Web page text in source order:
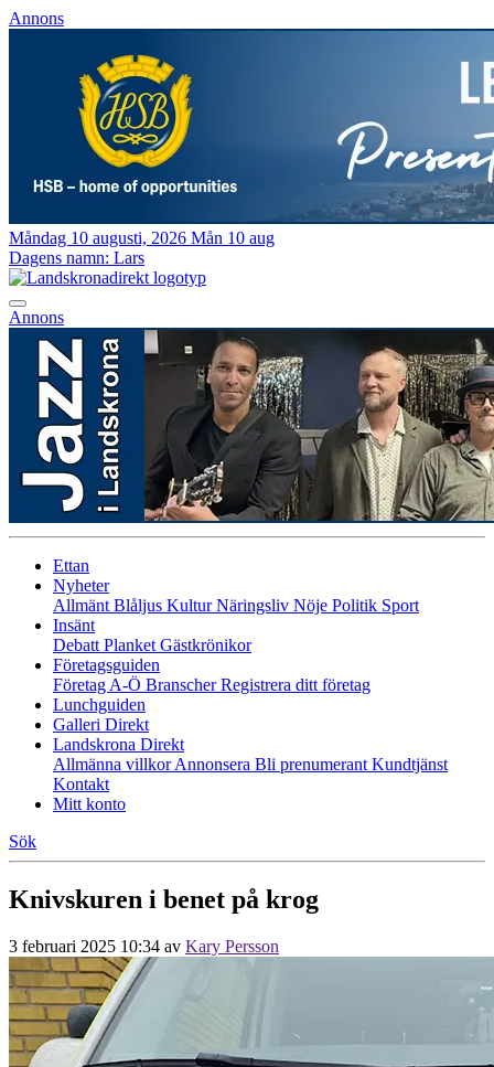
Annons
Måndag 10 augusti, 2026 Mån 10 aug
Dagens namn: Lars
Annons
Ettan
Nyheter
Allmänt Blåljus KulturNäringsliv Nöje Politik Sport
Insänt
Debatt Planket Gästkrönikor
Företagsguiden
Företag A-Ö BranscherRegistrera ditt företag
Lunchguiden
Galleri Direkt
Landskrona Direkt
Allmänna villkorAnnonsera Bli prenumerant Kundtjänst
Kontakt
Mitt konto
Sök
Knivskuren i benet på krog
3 februari 2025 10:34 av Kary Persson